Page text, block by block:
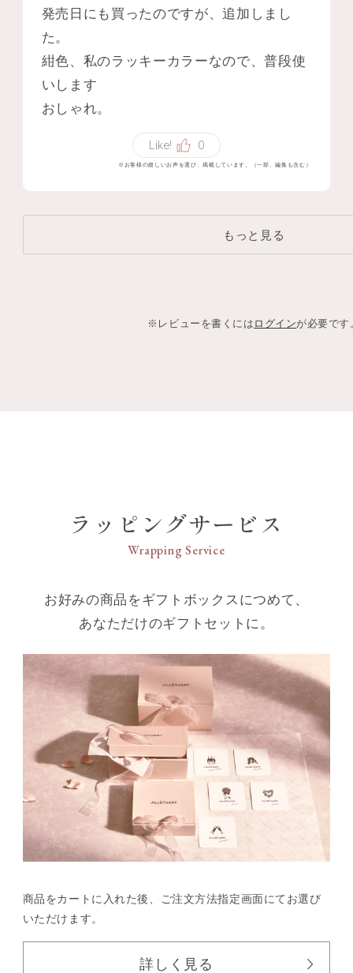
発売日にも買ったのですが、追加しまし
た。
紺色、私のラッキーカラーなので、普段使
いします
おしゃれ。
Like! 0
※お客様の嬉しいお声を選び、掲載しています。（一部、編集も含む）
もっと見る
※レビューを書くにはログインが必要です
ラッピングサービス
Wrapping Service
お好みの商品をギフトボックスにつめて、
あなただけのギフトセットに。
商品をカートに入れた後、
ご注文方法指定画面にてお選び
いただけます。
詳しく見る